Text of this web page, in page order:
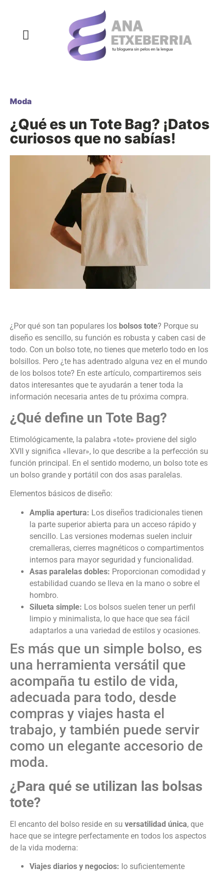
Moda
¿Qué es un Tote Bag? ¡Datos
curiosos que no sabías!
¿Por qué son tan populares los bolsos tote? Porque su
diseño es sencillo, su función es robusta y caben casi de
todo. Con un bolso tote, no tienes que meterlo todo en los
bolsillos. Pero ¿te has adentrado alguna vez en el mundo
de los bolsos tote? En este artículo, compartiremos seis
datos interesantes que te ayudarán a tener toda la
información necesaria antes de tu próxima compra.
¿Qué define un Tote Bag?
Etimológicamente, la palabra «tote» proviene del siglo
XVII y significa «llevar», lo que describe a la perfección su
función principal. En el sentido moderno, un bolso tote es
un bolso grande y portátil con dos asas paralelas.
Elementos básicos de diseño:
Amplia apertura: Los diseños tradicionales tienen
la parte superior abierta para un acceso rápido y
sencillo. Las versiones modernas suelen incluir
cremalleras, cierres magnéticos o compartimentos
internos para mayor seguridad y funcionalidad.
Asas paralelas dobles: Proporcionan comodidad y
estabilidad cuando se lleva en la mano o sobre el
hombro.
Silueta simple: Los bolsos suelen tener un perfil
limpio y minimalista, lo que hace que sea fácil
adaptarlos a una variedad de estilos y ocasiones.
Es más que un simple bolso, es
una herramienta versátil que
acompaña tu estilo de vida,
adecuada para todo, desde
compras y viajes hasta el
trabajo, y también puede servir
como un elegante accesorio de
moda.
¿Para qué se utilizan las bolsas
tote?
El encanto del bolso reside en su versatilidad única, que
hace que se integre perfectamente en todos los aspectos
de la vida moderna:
Viajes diarios y negocios: lo suficientemente